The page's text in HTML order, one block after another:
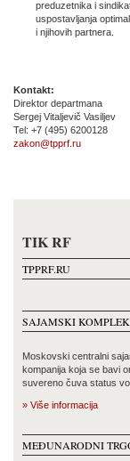
preduzetnika i
uspostavljanja
i njihovih partnera.
Kontakt:
Direktor departmana
Sergej Vitaljevič Vasiljev
Tel: +7 (495) 6200128
zakon@tpprf.ru
TIK RF
TPPRF.RU
SAJAMSKI
Moskovski centralni
kompanija koja se bavi
suvereno čuva status
» Više informacija
MEĐUNARODNI